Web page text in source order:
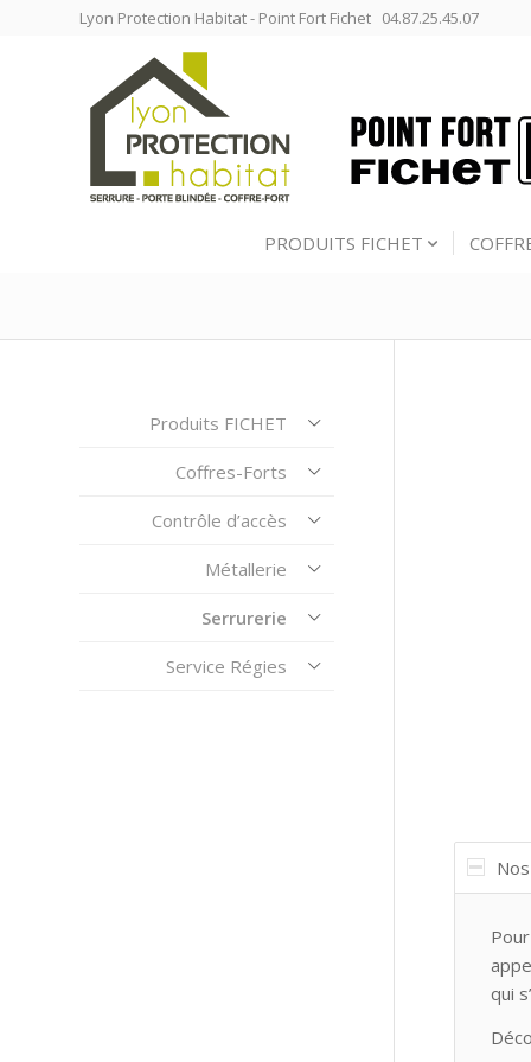
Lyon Protection Habitat - Point Fort Fichet 04.87.25.45.07
PRODUITS FICHET
qui
Produits FICHET
Coffres-Forts
Contrôle d’accès
Métallerie
Serrurerie
Service Régies